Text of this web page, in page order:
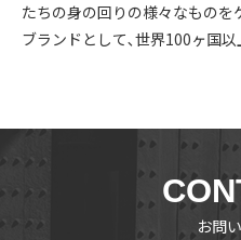
たちの身の回りの様々なもの
ブランドとして､世界100ヶ国以
お問